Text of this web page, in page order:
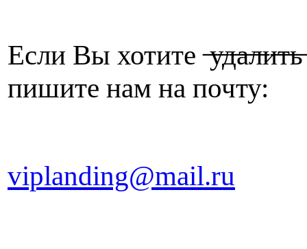
Если Вы хотите
пишите нам на почту:
viplanding@mail.ru